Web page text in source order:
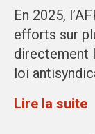
En 2025,
efforts sur
directement
loi
Lire la suite